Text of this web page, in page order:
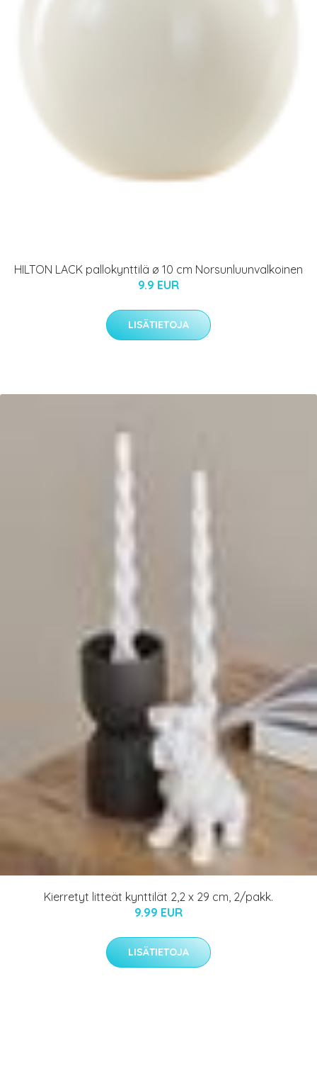
HILTON LACK pallokynttilä ø 10 cm Norsunluunvalkoinen
9.9 EUR
LISÄTIETOJA
Kierretyt litteät kynttilät 2,2 x 29 cm, 2/pakk.
9.99 EUR
LISÄTIETOJA